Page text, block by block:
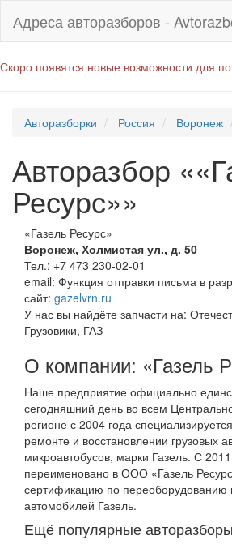
Адреса авторазборов -
Скоро появятся новые возможности для
Авторазборки Россия Воронеж
Авторазбор
Ресурс»»
«Газель Ресурс»
Воронеж, Холмистая ул., д. 50
Тел.: +7 473 230-02-01
email: Функция отправки письма в
сайт: gazelvrn.ru
У нас вы найдёте запчасти на:
Грузовики, ГАЗ
О компании: «Газель
Наше предприятие официально
сегодняшний день во всем
регионе с 2004 года
ремонте и восстановлении грузовых
микроавтобусов, марки Газель. С
переименовано в ООО «Газель
сертификацию по переоборудованию
автомобилей Газель.
Ещё популярные